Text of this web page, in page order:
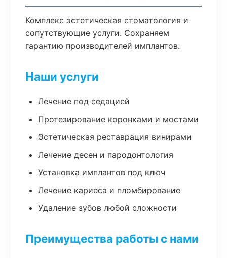
Комплекс эстетическая стоматология и
сопутствующие услуги. Сохраняем
гарантию производителей имплантов.
Наши услуги
Лечение под седацией
Протезирование коронками и мостами
Эстетическая реставрация винирами
Лечение десен и пародонтология
Установка имплантов под ключ
Лечение кариеса и пломбирование
Удаление зубов любой сложности
Преимущества работы с нами